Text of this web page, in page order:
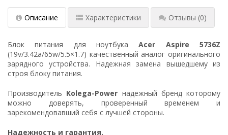
Описание Характеристики Отзывы (0)
Блок питания для ноутбукаAcer Aspire 5736Z
(19v/3.42a/65w/5.5×1.7) качественный аналог оригинального
зарядного устройства. Надежная замена вышедшему из
строя блоку питания.
Производитель Kolega-Power надежный бренд которому
можно доверять, проверенный временем и
зарекомендовавший себя с лучшей стороны.
Надежность и гарантия.